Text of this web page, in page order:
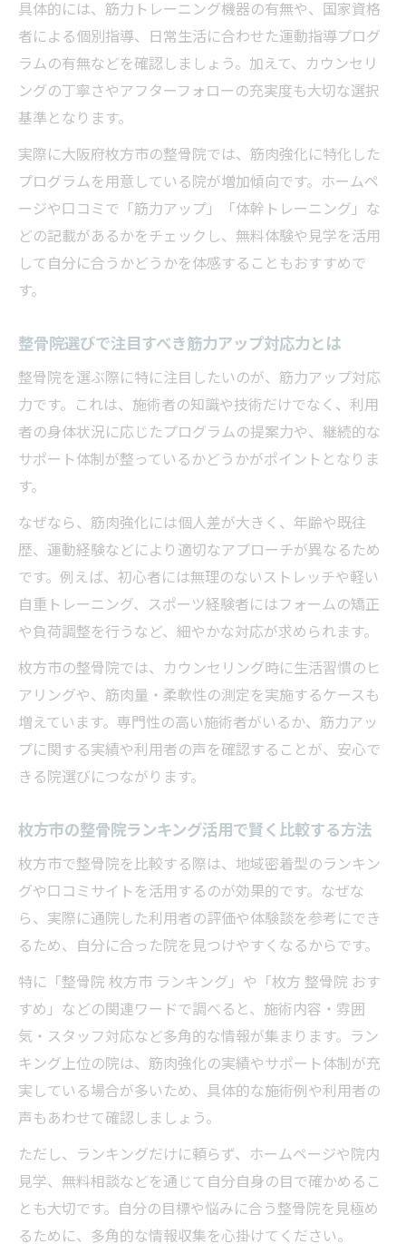
整骨院での筋肉強化メニューと個別対応の
重要性
整骨院でのカウンセリング力と安全施術の
魅力
枚方市で評判の筋肉強化施術とは何か
整骨院で受けられる筋肉強化施術の特徴を
解説
筋膜リリースやEMSなど注目の整骨院施術
とは
整骨院の体幹強化サポートが選ばれる理由
再発予防を重視した整骨院の筋力強化法ま
とめ
整骨院に通院する際の服装や不安点を解消
整骨院通院時の服装選びで気をつけたいポ
女性が気になる整骨院でのブラジャー問題
を解説
整体のボキボキ施術が不安な方へのアドバ
イス
整骨院で安心して施術を受けるための準備
と心構え
初めて整骨院に通う時の服装や持ち物チェ
ック
初めてでも安心できる筋トレ施術の流れ
グ内容
介
保険や料金もわかりやすい通院ポイント
整骨院の保険適用条件と料金体系の基本知
整骨院料金の目安と保険活用のコツを解説
具体的には、筋力トレーニング機器の有無や、国家資格
者による個別指導、日常生活に合わせた運動指導プログ
ラムの有無などを確認しましょう。加えて、カウンセリ
ングの丁寧さやアフターフォローの充実度も大切な選択
基準となります。
実際に大阪府枚方市の整骨院では、筋肉強化に特化した
プログラムを用意している院が増加傾向です。ホームペ
ージや口コミで「筋力アップ」「体幹トレーニング」な
どの記載があるかをチェックし、無料体験や見学を活用
して自分に合うかどうかを体感することもおすすめで
す。
整骨院選びで注目すべき筋力アップ対応力とは
整骨院を選ぶ際に特に注目したいのが、筋力アップ対応
力です。これは、施術者の知識や技術だけでなく、利用
者の身体状況に応じたプログラムの提案力や、継続的な
サポート体制が整っているかどうかがポイントとなりま
す。
なぜなら、筋肉強化には個人差が大きく、年齢や既往
歴、運動経験などにより適切なアプローチが異なるため
です。例えば、初心者には無理のないストレッチや軽い
自重トレーニング、スポーツ経験者にはフォームの矯正
や負荷調整を行うなど、細やかな対応が求められます。
枚方市の整骨院では、カウンセリング時に生活習慣のヒ
アリングや、筋肉量・柔軟性の測定を実施するケースも
増えています。専門性の高い施術者がいるか、筋力アッ
プに関する実績や利用者の声を確認することが、安心で
きる院選びにつながります。
枚方市の整骨院ランキング活用で賢く比較する方法
枚方市で整骨院を比較する際は、地域密着型のランキン
グや口コミサイトを活用するのが効果的です。なぜな
ら、実際に通院した利用者の評価や体験談を参考にでき
るため、自分に合った院を見つけやすくなるからです。
特に「整骨院 枚方市 ランキング」や「枚方 整骨院 おす
すめ」などの関連ワードで調べると、施術内容・雰囲
気・スタッフ対応など多角的な情報が集まります。ラン
キング上位の院は、筋肉強化の実績やサポート体制が充
実している場合が多いため、具体的な施術例や利用者の
声もあわせて確認しましょう。
ただし、ランキングだけに頼らず、ホームページや院内
見学、無料相談などを通じて自分自身の目で確かめるこ
とも大切です。自分の目標や悩みに合う整骨院を見極め
るために、多角的な情報収集を心掛けてください。